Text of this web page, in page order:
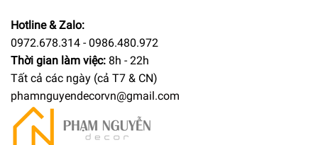
Hotline & Zalo:
0972.678.314 - 0986.480.972
Thời gian làm việc: 8h - 22h
Tất cả các ngày (cả T7 & CN)
phamnguyendecorvn@gmail.com